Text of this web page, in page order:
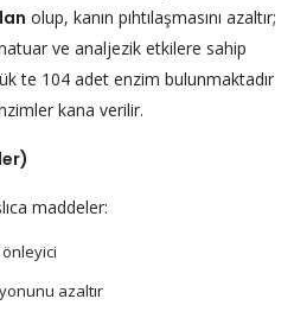
olup, kanın pıhtılaşmasını azaltır;
ve analjezik etkilere sahip
te 104 adet enzim bulunmaktadır
kana verilir.
maddeler:
önleyici
azaltır